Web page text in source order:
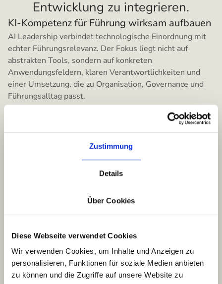
Zustimmung
Details
Über Cookies
Diese Webseite verwendet Cookies
Wir verwenden Cookies, um Inhalte und Anzeigen zu
personalisieren, Funktionen für soziale Medien anbieten
zu können und die Zugriffe auf unsere Website zu
Entwicklung zu integrieren.
KI-Kompetenz für Führung wirksam aufbauen
AI Leadership verbindet technologische Einordnung mit
echter Führungsrelevanz. Der Fokus liegt nicht auf
abstrakten Tools, sondern auf konkreten
Anwendungsfeldern, klaren Verantwortlichkeiten und
einer Umsetzung, die zu Organisation, Governance und
Führungsalltag passt.
Erfahrung in organisationsweiten Lern-, Entwicklungs-
Klarer Governance- und Compliance-Rahmen im
Einklang mit dem EU AI Act
KI wirksam im Führungsalltag verankern